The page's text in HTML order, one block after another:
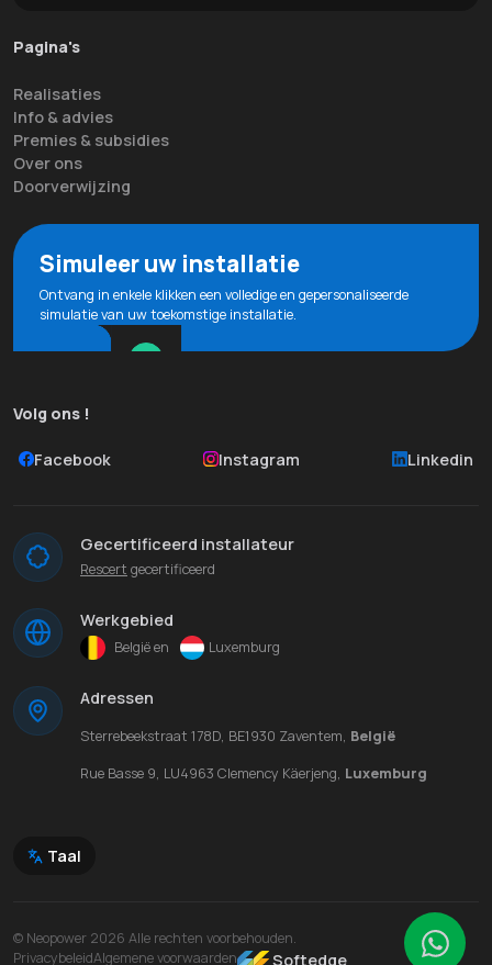
Pagina's
Realisaties
Info & advies
Premies & subsidies
Over ons
Doorverwijzing
Simuleer uw installatie
Ontvang in enkele klikken een volledige en gepersonaliseerde
simulatie van uw toekomstige installatie.
Volg ons !
Facebook Instagram Linkedin
Gecertificeerd installateur
Rescert gecertificeerd
Werkgebied
België en Luxemburg
Adressen
Sterrebeekstraat 178D, BE1930 Zaventem, België
Rue Basse 9, LU4963 Clemency Käerjeng, Luxemburg
Taal
© Neopower 2026 Alle rechten voorbehouden.
PrivacybeleidAlgemene voorwaarden Softedge